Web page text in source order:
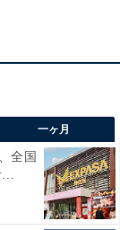
。
一ヶ月
全国